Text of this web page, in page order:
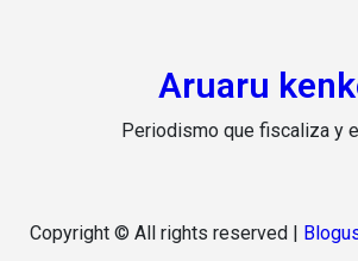
Aruaru
Periodismo que fiscaliza y
Copyright © All rights reserved |